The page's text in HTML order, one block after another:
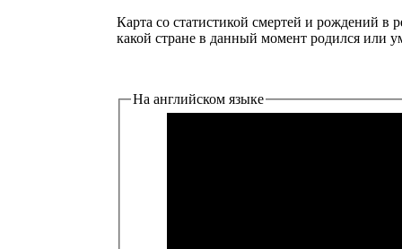
Карта со статистикой смертей и рождений в
какой стране в данный момент родился или
На английском языке